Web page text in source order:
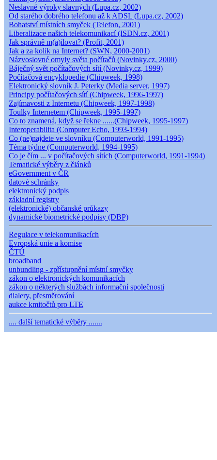
Neslavné výroky slavných (Lupa.cz, 2002)
Od starého dobrého telefonu až k ADSL (Lupa.cz, 2002)
Bohatství místních smyček (Telefon, 2001)
Liberalizace našich telekomunikací (ISDN.cz, 2001)
Jak správně m(a)ilovat? (Profit, 2001)
Jak a za kolik na Internet? (SWN, 2000-2001)
Názvoslovné omyly světa počítačů (Novinky.cz, 2000)
Báječný svět počítačových sítí (Novinky.cz, 1999)
Počítačová encyklopedie (Chipweek, 1998)
Elektronický slovník J. Peterky (Media server, 1997)
Principy počítačových sítí (Chipweek, 1996-1997)
Zajímavosti z Internetu (Chipweek, 1997-1998)
Toulky Internetem (Chipweek, 1995-1997)
Co to znamená, když se řekne ......(Chipweek, 1995-1997)
Interoperabilita (Computer Echo, 1993-1994)
Co (ne)najdete ve slovníku (Computerworld, 1991-1995)
Téma týdne (Computerworld, 1994-1995)
Co je čím ... v počítačových sítích (Computerworld, 1991-1994)
Tematické výběry z článků
eGovernment v ČR
datové schránky
elektronický podpis
základní registry
(elektronické) občanské průkazy
dynamické biometrické podpisy (DBP)
Regulace v telekomunikacích
Evropská unie a komise
ČTÚ
broadband
unbundling - zpřístupnění místní smyčky
zákon o elektronických komunikacích
zákon o některých službách informační společnosti
dialery, přesměrování
aukce kmitočtů pro LTE
.... další tematické výběry .......